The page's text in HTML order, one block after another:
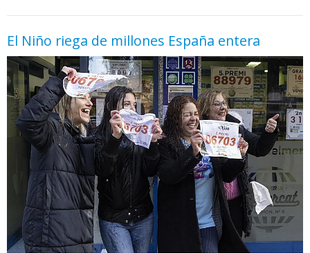
El Niño riega de millones España entera